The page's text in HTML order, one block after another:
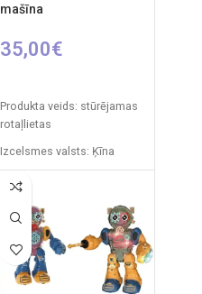
mašīna
35,00€
Produkta veids: stūrējamas
rotaļlietas
Izcelsmes valsts: Ķīna
20 cm
Mašīnas izmēri: 230 x 16 x 7
Produkta materiāls:
plastmasa